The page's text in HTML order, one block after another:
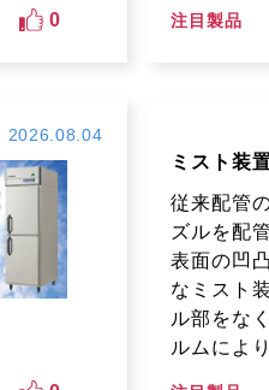
0 注目製品
2026.08.04
ミスト装
従来配管
ズルを配
表面の凹
なミスト
ル部をな
ルムによ